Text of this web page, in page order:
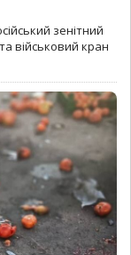
зенітний
військовий кран